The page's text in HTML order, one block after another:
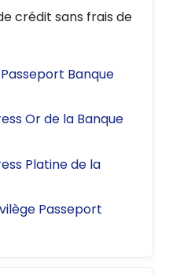
crédit sans frais de
Banque
Or de la Banque
Platine de la
Passeport